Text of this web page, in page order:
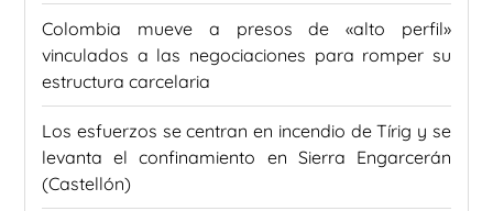
Colombia mueve a presos de «alto perfil»
vinculados a las negociaciones para romper su
estructura carcelaria
Los esfuerzos se centran en incendio de Tírig y se
levanta el confinamiento en Sierra Engarcerán
(Castellón)